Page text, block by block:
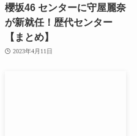
櫻坂46 センターに守屋麗奈
が新就任！歴代センター
【まとめ】
2023年4月11日